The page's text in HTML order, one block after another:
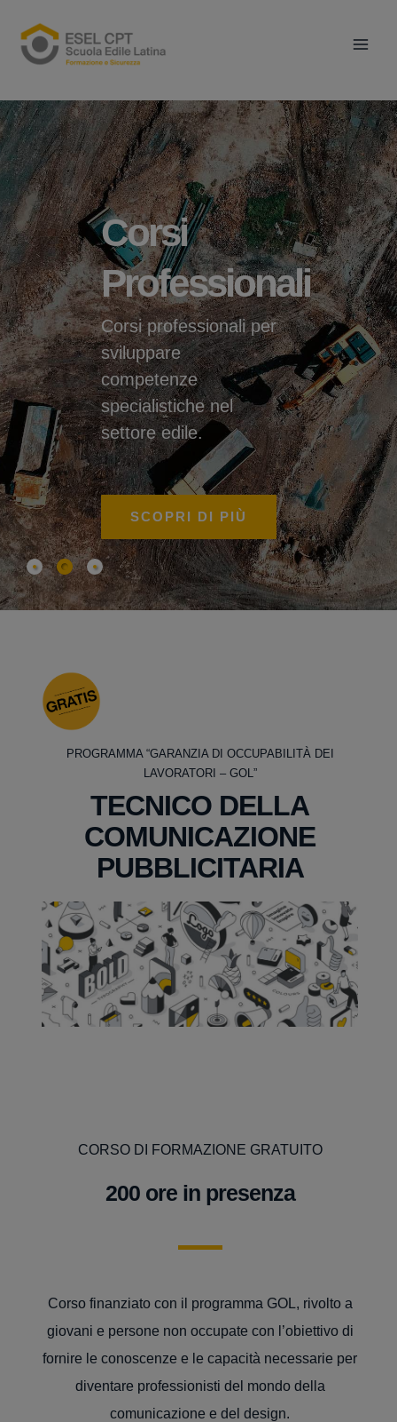
contenuto
Corsi
Professionali
Corsi professionali per
sviluppare
competenze
specialistiche nel
settore edile.
SCOPRI DI PIÙ
PROGRAMMA “GARANZIA DI OCCUPABILITÀ DEI
LAVORATORI – GOL”
TECNICO DELLA
COMUNICAZIONE
PUBBLICITARIA
CORSO DI FORMAZIONE GRATUITO
200 ore in presenza
Corso finanziato con il programma GOL, rivolto a
giovani e persone non occupate con l’obiettivo di
fornire le conoscenze e le capacità necessarie per
diventare professionisti del mondo della
comunicazione e del design.